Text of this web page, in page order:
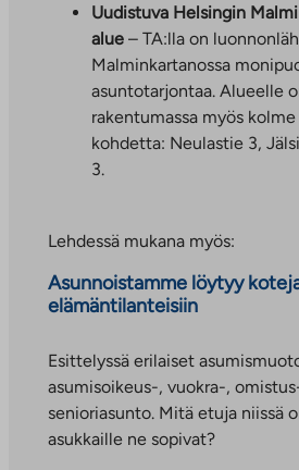
i
s
e
e
n
p
l
n
.
L
Uudistuva Helsingin
alue – TA:lla on
Malminkartanossa
asuntotarjontaa. Alueelle
rakentumassa myös
kohdetta: Neulastie 3,
3.
Lehdessä mukana myös:
Asunnoistamme löytyy
elämäntilanteisiin
Esittelyssä erilaiset
asumisoikeus-, vuokra-,
senioriasunto. Mitä etuja niissä
asukkaille ne sopivat?